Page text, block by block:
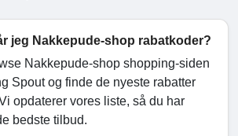
jeg Nakkepude-shop rabatkoder?
Nakkepude-shop shopping-siden
Spout og finde de nyeste rabatter
opdaterer vores liste, så du har
bedste tilbud.